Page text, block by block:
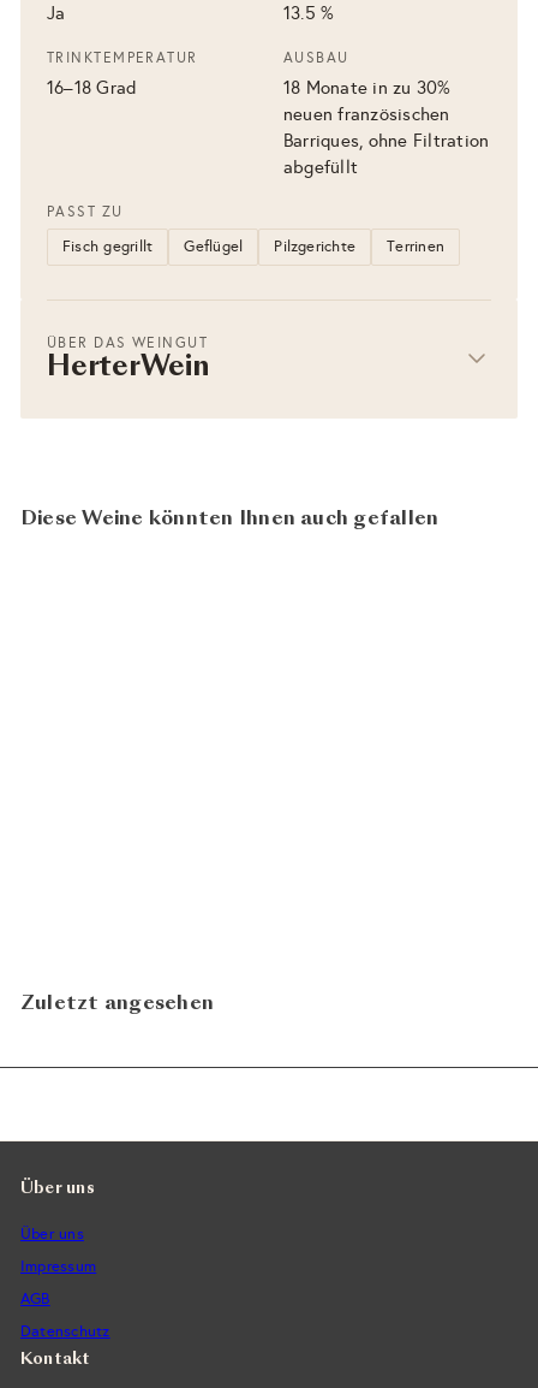
Ja 13.5 %
TRINKTEMPERATUR
16–18 Grad
AUSBAU
18 Monate in zu 30%
neuen französischen
Barriques, ohne Filtration
abgefüllt
PASST ZU
Fisch gegrillt Geflügel Pilzgerichte Terrinen
ÜBER DAS WEINGUT
HerterWein
Diese Weine könnten Ihnen auch gefallen
Zuletzt angesehen
Über uns
Über uns
Impressum
AGB
Datenschutz
Kontakt